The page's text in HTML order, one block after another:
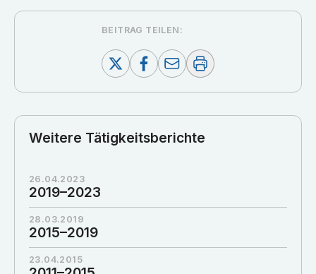
BEITRAG TEILEN:
Weitere Tätigkeitsberichte
26.04.2023
2019–2023
28.03.2019
2015–2019
23.04.2015